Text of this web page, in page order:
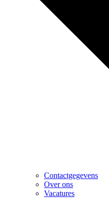
Contactgegevens
Over ons
Vacatures